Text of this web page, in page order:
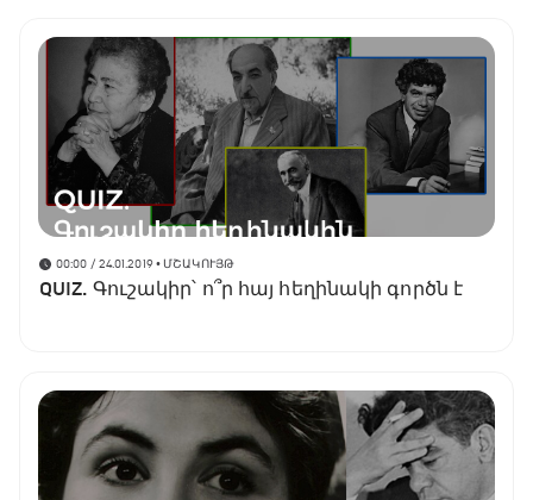
00:00 / 24.01.2019• ՄՇԱԿՈՒՅԹ
QUIZ. Գուշակիր՝ ո՞ր հայ հեղինակի գործն է